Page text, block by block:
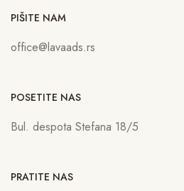
PIŠITE NAM
office@lavaads.rs
POSETITE NAS
Bul. despota Stefana 18/5
PRATITE NAS